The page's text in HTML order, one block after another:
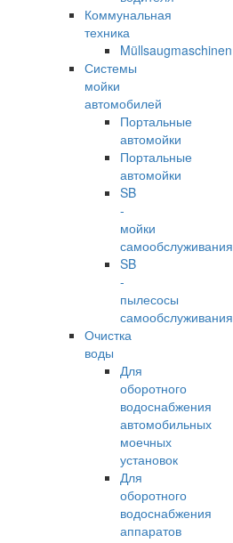
Коммунальная
техника
Müllsaugmaschinen
Системы
мойки
автомобилей
Портальные
автомойки
Портальные
автомойки
SB
-
мойки
самообслуживания
SB
-
пылесосы
самообслуживания
Очистка
воды
Для
оборотного
водоснабжения
автомобильных
моечных
установок
Для
оборотного
водоснабжения
аппаратов